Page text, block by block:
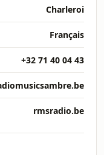
Charleroi
Français
+32 71 40 04 43
rmsradio.be